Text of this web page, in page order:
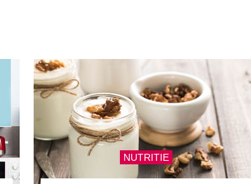
NUTRITIE